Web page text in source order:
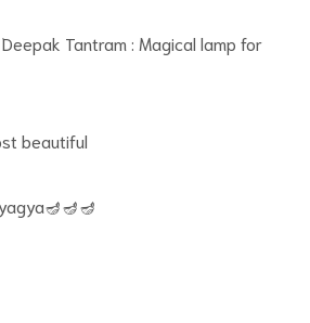
Tantram : Magical lamp for
beautiful